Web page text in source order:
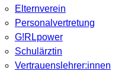
Elternverein
Personalvertretung
G!RLpower
Schulärztin
Vertrauenslehrer:innen